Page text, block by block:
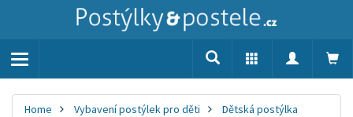
Toggle
Home Vybavení postýlek pro děti
Dětská postýlka